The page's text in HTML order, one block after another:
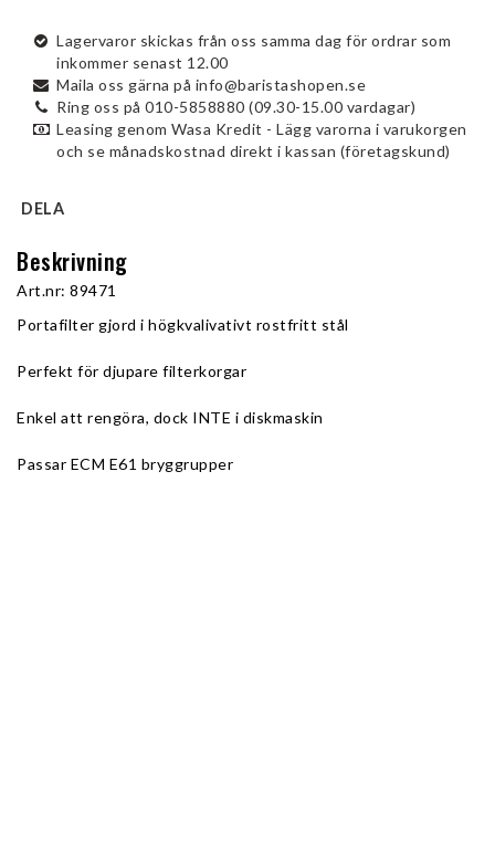
Lagervaror skickas från oss samma dag för ordrar som
inkommer senast 12.00
Maila oss gärna på info@baristashopen.se
Ring oss på 010-5858880 (09.30-15.00 vardagar)
Leasing genom Wasa Kredit - Lägg varorna i varukorgen
och se månadskostnad direkt i kassan (företagskund)
DELA
Beskrivning
Art.nr: 89471
Portafilter gjord i högkvalivativt rostfritt stål
Perfekt för djupare filterkorgar
Enkel att rengöra, dock INTE i diskmaskin
Passar ECM E61 bryggrupper